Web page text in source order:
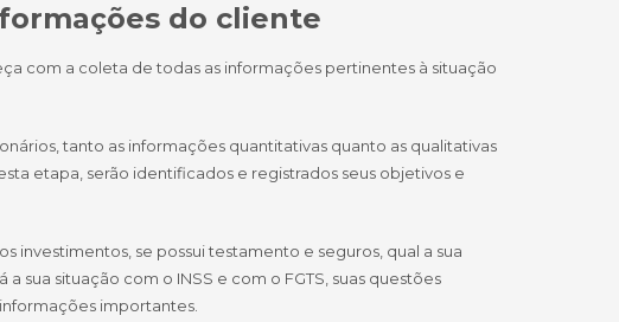
do cliente
com a coleta de todas as informações pertinentes à situação
tanto as informações quantitativas quanto as qualitativas
etapa, serão identificados e registrados seus objetivos e
investimentos, se possui testamento e seguros, qual a sua
sua situação com o INSS e com o FGTS, suas questões
importantes.